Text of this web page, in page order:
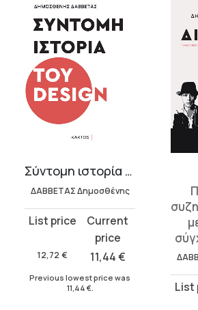
Σύντομη ιστορία του ντιζάιν
ΔΑΒΒΕΤΑΣ Δημοσθένης
12,72 €
Original
was:
12,72 €.
11,44€
Current
11,44 €.
Previous lowest price was
11,44 €.